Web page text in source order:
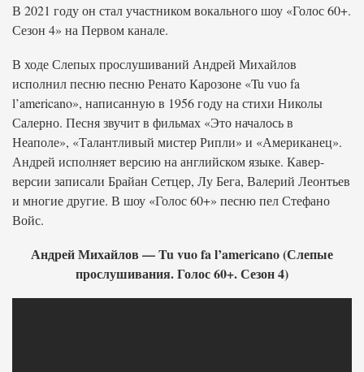
В 2021 году он стал участником вокального шоу «Голос 60+.
Сезон 4» на Первом канале.
В ходе Слепых прослушиваний Андрей Михайлов
исполнил песню песню Ренато Карозоне «Tu vuo fa
l’americano», написанную в 1956 году на стихи Николы
Салерно. Песня звучит в фильмах «Это началось в
Неаполе», «Талантливый мистер Рипли» и «Американец».
Андрей исполняет версию на английском языке. Кавер-
версии записали Брайан Сетцер, Лу Бега, Валерий Леонтьев
и многие другие. В шоу «Голос 60+» песню пел Стефано
Войс.
Андрей Михайлов — Tu vuo fa l’americano (Слепые
прослушивания. Голос 60+. Сезон 4)